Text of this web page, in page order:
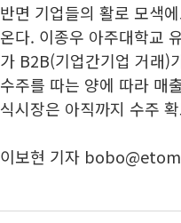
반면 기업들의 활로 모색
온다. 이종우 아주대학교
가 B2B(기업간기업 거래)
수주를 따는 양에 따라 매
식시장은 아직까지 수주
이보현 기자